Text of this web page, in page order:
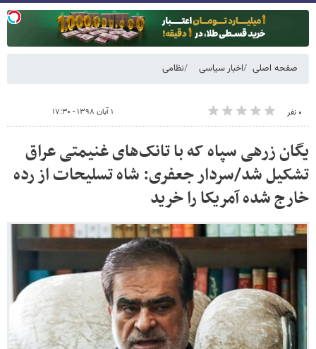
صفحه اصلی اخبار سیاسی نظامی
۰ نفر ۱ آبان ۱۳۹۸ - ۱۷:۳۰
یگان زرهی سپاه که با تانک‌های غنیمتی عراق
تشکیل شد/سردار جعفری: شاه تسلیحات از رده
خارج شده آمریکا را خرید